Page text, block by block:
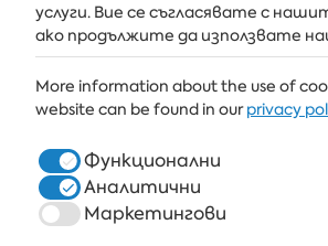
АЛБЕНА
ХОТЕЛИ
ЗДРАВЕ & СПА
РЕСТОРАНТИ И
услуги. Вие се съгласявате с
ако продължите да използвате
More information about the use of
website can be found in ourprivacy
Функционални
Аналитични
Маркетингови